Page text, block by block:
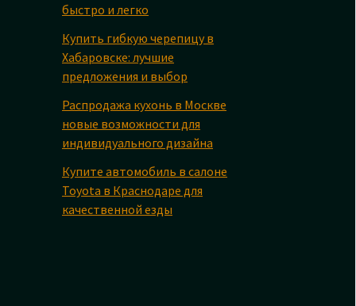
быстро и легко
Купить гибкую черепицу в
Хабаровске: лучшие
предложения и выбор
Распродажа кухонь в Москве
новые возможности для
индивидуального дизайна
Купите автомобиль в салоне
Toyota в Краснодаре для
качественной езды